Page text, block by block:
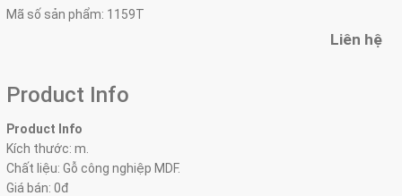
Mã số sản phẩm: 1159T
Liên hệ
Product Info
Product Info
Kích thước: m.
Chất liệu: Gỗ công nghiệp MDF.
Giá bán: 0đ